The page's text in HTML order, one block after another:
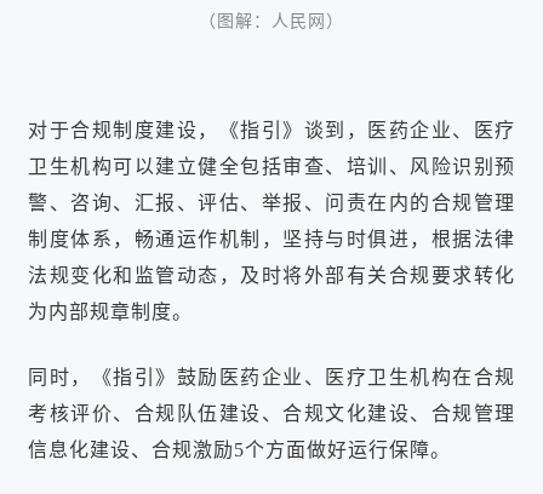
（图解：人民网）
对于合规制度建设，《指引》谈到，医药企业、医疗
卫生机构可以建立健全包括审查、培训、风险识别预
警、咨询、汇报、评估、举报、问责在内的合规管理
制度体系，畅通运作机制，坚持与时俱进，根据法律
法规变化和监管动态，及时将外部有关合规要求转化
为内部规章制度。
同时，《指引》鼓励医药企业、医疗卫生机构在合规
考核评价、合规队伍建设、合规文化建设、合规管理
信息化建设、合规激励5个方面做好运行保障。